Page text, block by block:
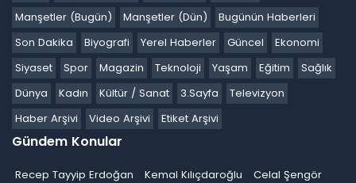
Manşetler (Bugün)
Manşetler (Dün)
Bugünün Haberleri
Son Dakika
Biyografi Yerel Haberler Güncel
Ekonomi
Siyaset
Spor Magazin Teknoloji Yaşam Eğitim
Sağlık
Dünya
Kadın Kültür / Sanat 3.Sayfa
Televizyon
Haber Arşivi
Video Arşivi Etiket Arşivi
Gündem Konular
Recep Tayyip Erdoğan Kemal Kılıçdaroğlu
Celal Şengör